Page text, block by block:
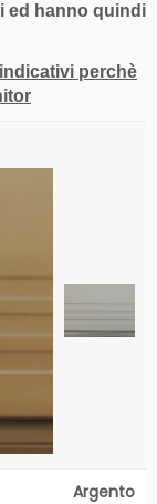
ed hanno quindi
perchè
Argento